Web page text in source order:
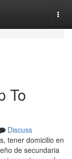
To
Discuss
tener domicilio en
de secundaria